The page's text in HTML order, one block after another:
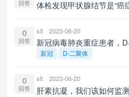
回答 体检发现甲状腺结节是“癌
0
回答
slt 2023-06-20
新冠病毒肺炎重症患者，
新冠 D-二聚体
0
回答
slt 2023-06-20
肝素抗凝，我们该如何监